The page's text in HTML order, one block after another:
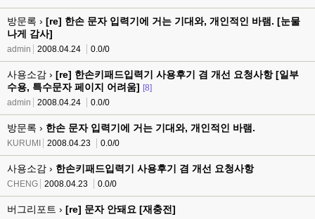
방문록 › [re] 한손 문자 입력기에 거는 기대와, 개인적인 바램. [눈물
나게 감사]
admin 2008.04.24 0.0/0
사용소감 › [re] 한손키패드입력기 사용후기 겸 개선 요청사항 [일부
수용, 특수문자 페이지 어려움] [8]
admin
2008.04.24 0.0/0
방문록 › 한손 문자 입력기에 거는 기대와, 개인적인 바램.
KURUMI 2008.04.23 0.0/0
사용소감 › 한손키패드입력기 사용후기 겸 개선 요청사항
CHENG 2008.04.23 0.0/0
버그리포트 › [re] 문자 안돼요 [재충전]